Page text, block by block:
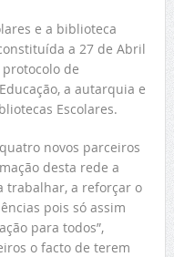
e a biblioteca
a 27 de Abril
de
a autarquia e
Escolares.
novos parceiros
desta rede a
trabalhar, a reforçar o
pois só assim
para todos”,
o facto de terem